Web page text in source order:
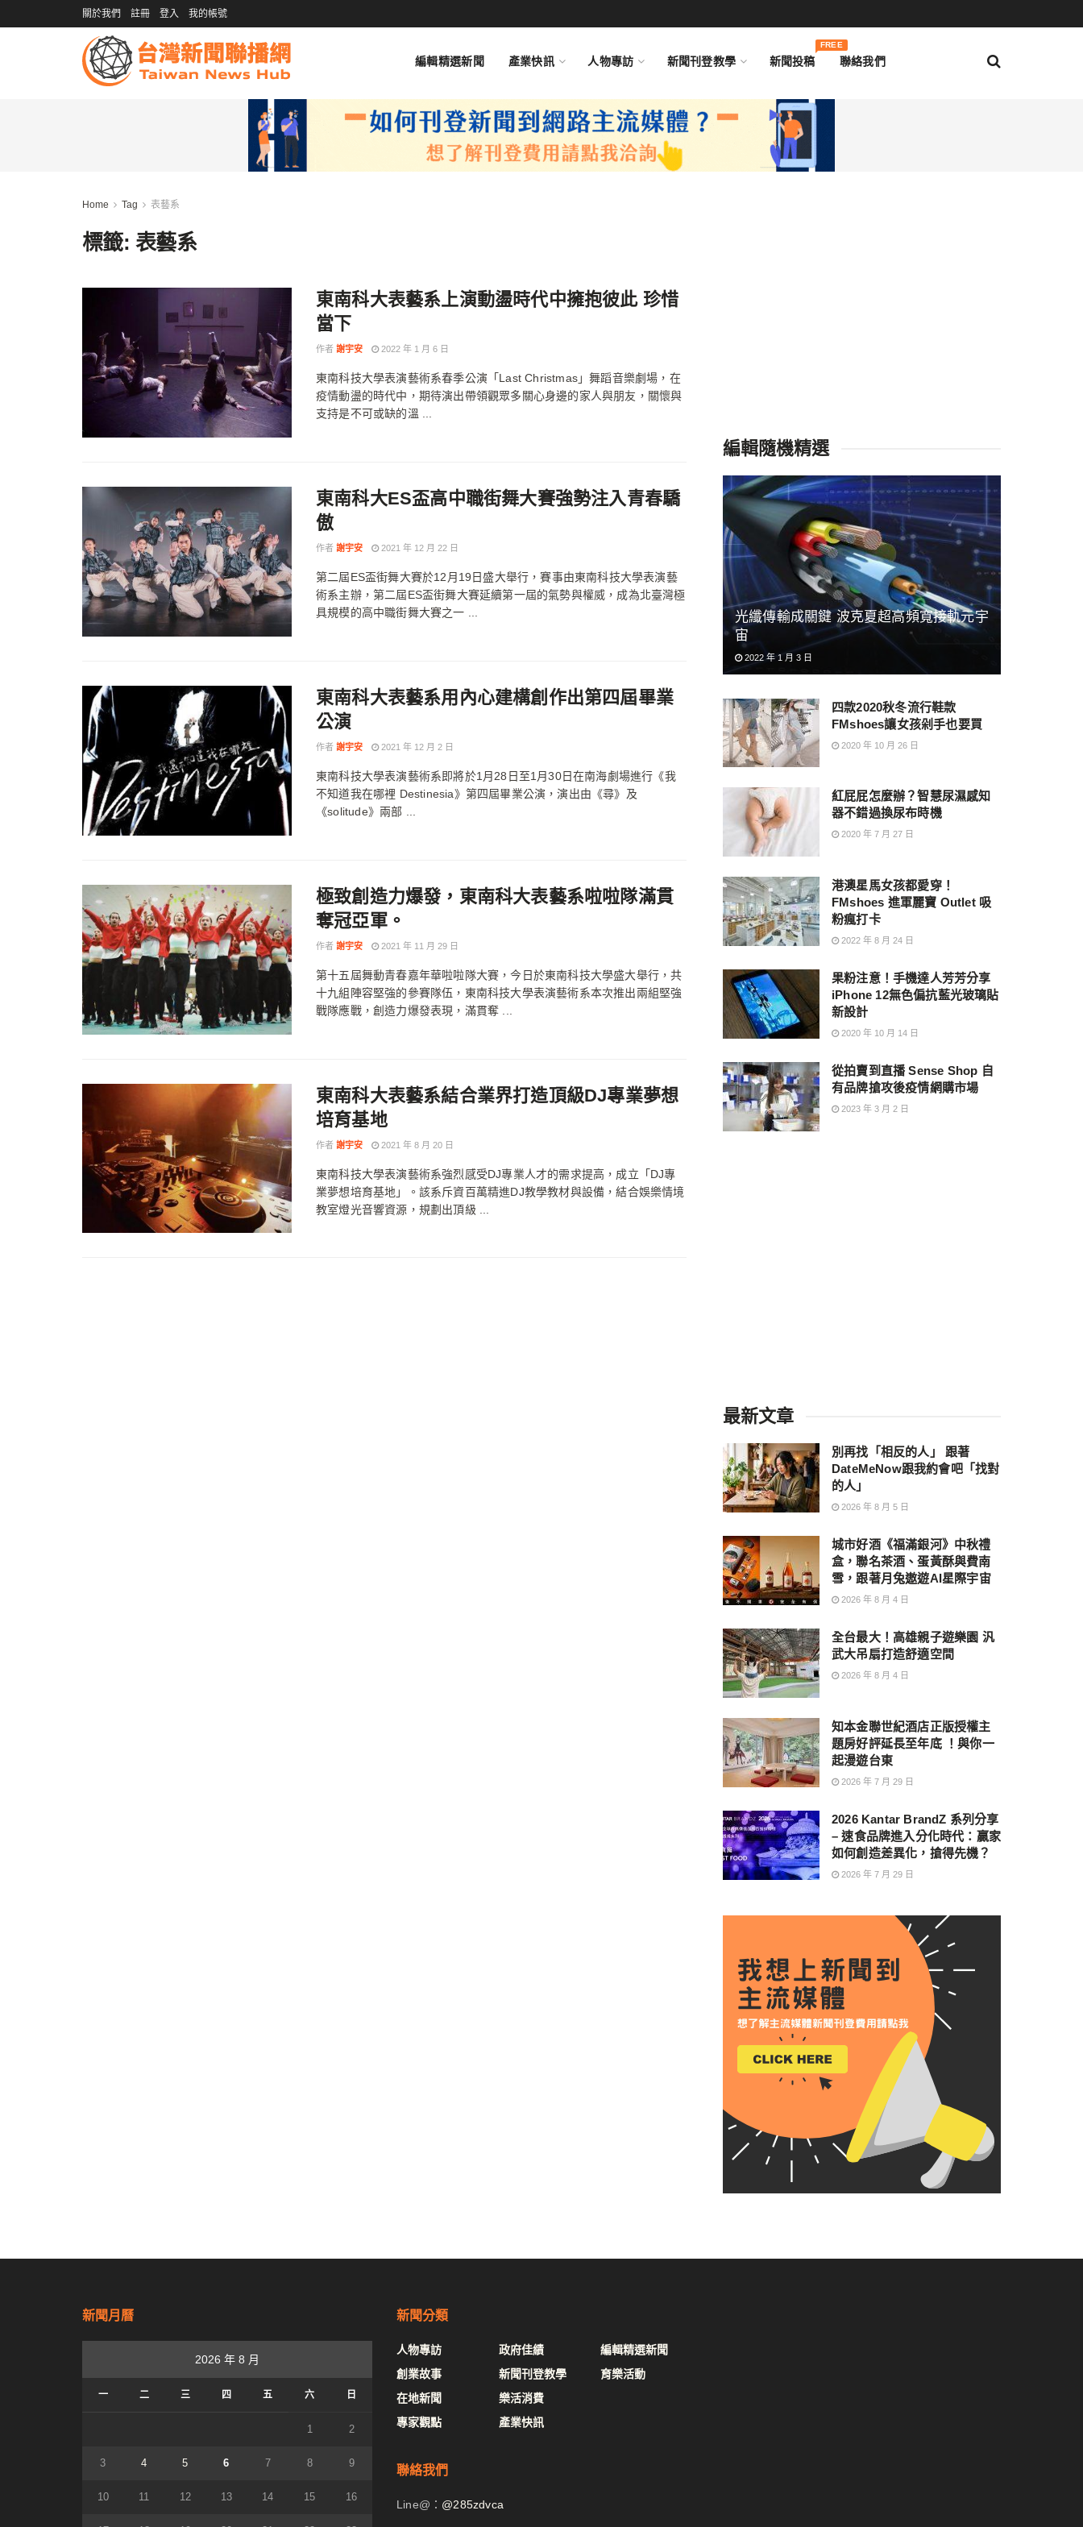
關於我們 註冊 登入 我的帳號
編輯精選新聞 產業快訊 人物專訪 新聞刊登教學 新聞投稿
FREE
聯絡我們
Home Tag 表藝系
標籤: 表藝系
東南科大表藝系上演動盪時代中擁抱彼此 珍惜
當下
作者 謝宇安 2022 年 1 月 6 日
東南科技大學表演藝術系春季公演「Last Christmas」舞蹈音樂劇場，在
疫情動盪的時代中，期待演出帶領觀眾多關心身邊的家人與朋友，關懷與
支持是不可或缺的溫 ...
東南科大ES盃高中職街舞大賽強勢注入青春驕
傲
作者 謝宇安 2021 年 12 月 22 日
第二屆ES盃街舞大賽於12月19日盛大舉行，賽事由東南科技大學表演藝
術系主辦，第二屆ES盃街舞大賽延續第一屆的氣勢與權威，成為北臺灣極
具規模的高中職街舞大賽之一 ...
東南科大表藝系用內心建構創作出第四屆畢業
公演
作者 謝宇安 2021 年 12 月 2 日
東南科技大學表演藝術系即將於1月28日至1月30日在南海劇場進行《我
不知道我在哪裡 Destinesia》第四屆畢業公演，演出由《尋》及
《solitude》兩部 ...
極致創造力爆發，東南科大表藝系啦啦隊滿貫
奪冠亞軍。
作者 謝宇安 2021 年 11 月 29 日
第十五屆舞動青春嘉年華啦啦隊大賽，今日於東南科技大學盛大舉行，共
十九組陣容堅強的參賽隊伍，東南科技大學表演藝術系本次推出兩組堅強
戰隊應戰，創造力爆發表現，滿貫奪 ...
東南科大表藝系結合業界打造頂級DJ專業夢想
培育基地
作者 謝宇安 2021 年 8 月 20 日
東南科技大學表演藝術系強烈感受DJ專業人才的需求提高，成立「DJ專
業夢想培育基地」。該系斥資百萬精進DJ教學教材與設備，結合娛樂情境
教室燈光音響資源，規劃出頂級 ...
編輯隨機精選
光纖傳輸成關鍵 波克夏超高頻寬接軌元宇
宙
2022 年 1 月 3 日
四款2020秋冬流行鞋款
FMshoes讓女孩剁手也要買
2020 年 10 月 26 日
紅屁屁怎麼辦？智慧尿濕感知
器不錯過換尿布時機
2020 年 7 月 27 日
港澳星馬女孩都愛穿！
FMshoes 進軍麗寶 Outlet 吸
粉瘋打卡
2022 年 8 月 24 日
果粉注意！手機達人芳芳分享
iPhone 12無色偏抗藍光玻璃貼
新設計
2020 年 10 月 14 日
從拍賣到直播 Sense Shop 自
有品牌搶攻後疫情網購市場
2023 年 3 月 2 日
最新文章
別再找「相反的人」 跟著
DateMeNow跟我約會吧「找對
的人」
2026 年 8 月 5 日
城市好酒《福滿銀河》中秋禮
盒，聯名茶酒、蛋黃酥與費南
雪，跟著月兔遨遊AI星際宇宙
2026 年 8 月 4 日
全台最大！高雄親子遊樂園 汎
武大吊扇打造舒適空間
2026 年 8 月 4 日
知本金聯世紀酒店正版授權主
題房好評延長至年底 ！與你一
起漫遊台東
2026 年 7 月 29 日
2026 Kantar BrandZ 系列分享
– 速食品牌進入分化時代：贏家
如何創造差異化，搶得先機？
2026 年 7 月 29 日
新聞月曆
2026 年 8 月
一 二 三 四 五 六 日
1 2
3 4 5 6 7 8 9
10 11 12 13 14 15 16
新聞分類
人物專訪
創業故事
在地新聞
專家觀點
政府佳績
新聞刊登教學
樂活消費
產業快訊
編輯精選新聞
育樂活動
聯絡我們
Line@： @285zdvca